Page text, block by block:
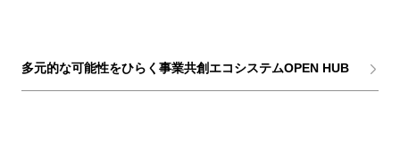
多元的な可能性をひらく事業共創エコシステムOPEN HUB